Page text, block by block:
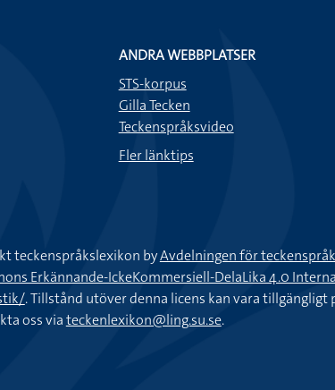
ANDRA WEBBPLATSER
STS-korpus
Gilla Tecken
Teckenspråksvideo
Fler länktips
teckenspråkslexikon byAvdelningen för
Erkännande-IckeKommersiell-DelaLika 4.0
. Tillstånd utöver denna licens kan vara tillgängligt
oss viateckenlexikon@ling.su.se.